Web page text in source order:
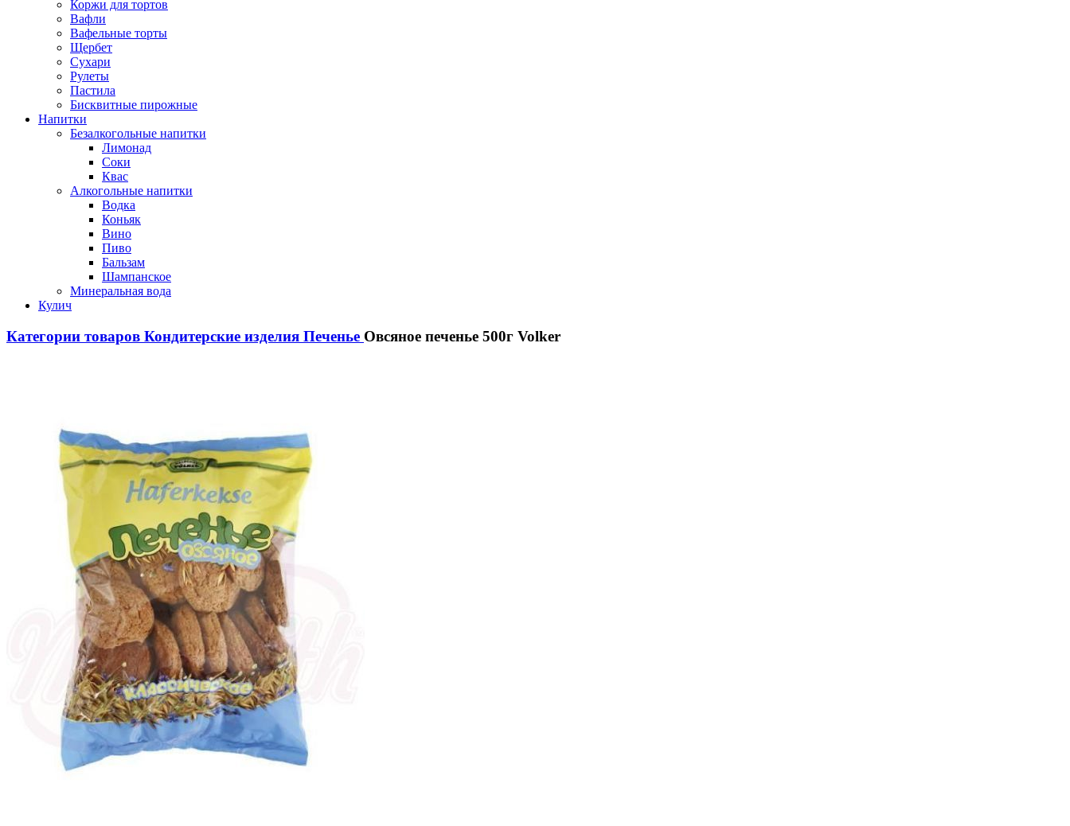
Коржи для тортов
Вафли
Вафельные торты
Щербет
Сухари
Рулеты
Пастила
Бисквитные пирожные
Напитки
Безалкогольные напитки
Лимонад
Соки
Квас
Алкогольные напитки
Водка
Коньяк
Вино
Пиво
Бальзам
Шампанское
Минеральная вода
Кулич
Категории товаров Кондитерские изделия Печенье Овсяное печенье 500г Volker